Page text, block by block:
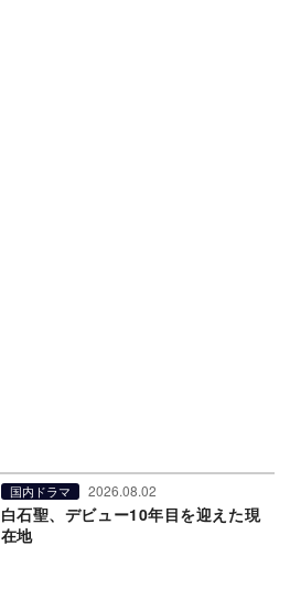
国内ドラマ 2026.08.02
白石聖、デビュー10年目を迎えた現
在地